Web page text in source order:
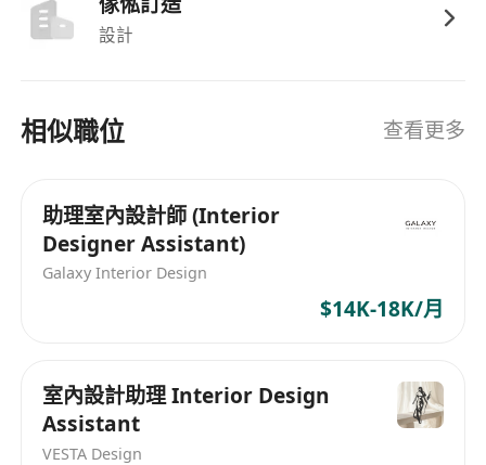
設計
相似職位 查看更多
助理室內設計師 (Interior
Designer Assistant)
Galaxy Interior Design
$14K-18K/月
室內設計助理 Interior Design
Assistant
VESTA Design